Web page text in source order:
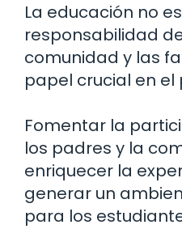
La educación no
responsabilidad
comunidad y las
papel crucial en
Fomentar la
los padres y la
enriquecer la
generar un
para los